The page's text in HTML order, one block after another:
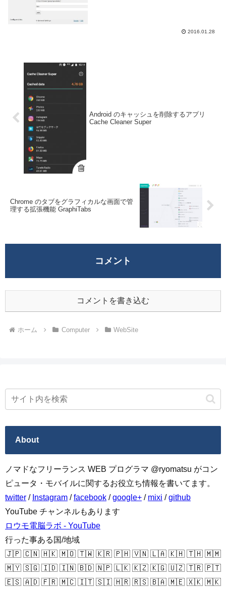
2016.01.28
Android のキャッシュを削除するアプリ
Cache Cleaner Super
Chrome のタブをグラフィカルな画面で管
理する拡張機能 GraphiTabs
コメント
コメントを書き込む
ホーム Computer WebSite
About
ノマドなフリーランス WEB プログラマ @ryomatsu がコン
ピュータ・モバイルに関するお役立ち情報を書いてます。
twitter / Instagram /facebook /google+ / mixi /github
YouTube チャンネルもあります
ロウモ電脳ラボ - YouTube
行った事ある国/地域
🇯🇵 🇨🇳 🇭🇰 🇲🇴 🇹🇼 🇰🇷 🇵🇭 🇻🇳 🇱🇦 🇰🇭 🇹🇭 🇲🇲
🇲🇾 🇸🇬 🇮🇩 🇮🇳 🇧🇩 🇳🇵 🇱🇰 🇰🇿 🇰🇬 🇺🇿 🇹🇷 🇵🇹
🇪🇸 🇦🇩 🇫🇷 🇲🇨 🇮🇹 🇸🇮 🇭🇷 🇷🇸 🇧🇦 🇲🇪 🇽🇰 🇲🇰